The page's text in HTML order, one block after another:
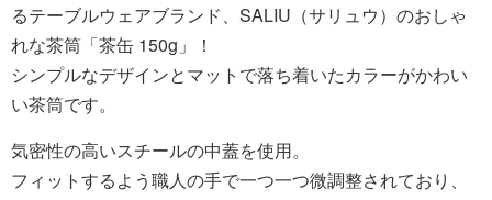
るテーブルウェアブランド、SALIU（サリュウ）のおしゃ
れな茶筒「茶缶 150g」！
シンプルなデザインとマットで落ち着いたカラーがかわい
い茶筒です。
気密性の高いスチールの中蓋を使用。
フィットするよう職人の手で一つ一つ微調整されており、